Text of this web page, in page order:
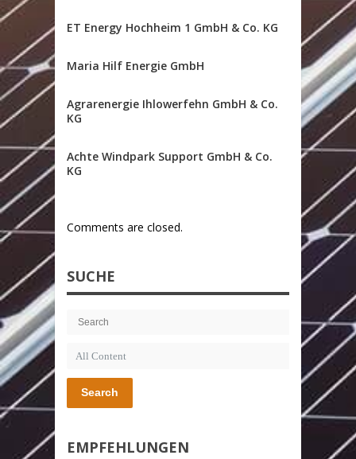
ET Energy Hochheim 1 GmbH & Co. KG
Maria Hilf Energie GmbH
Agrarenergie Ihlowerfehn GmbH & Co.
KG
Achte Windpark Support GmbH & Co.
KG
Comments are closed.
SUCHE
Search
EMPFEHLUNGEN